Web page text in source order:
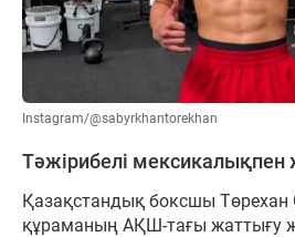
Instagram/@sabyrkhantorekhan
Тәжірибелі
Қазақстандық боксшы Төрехан
құраманың АҚШ-тағы жаттығу